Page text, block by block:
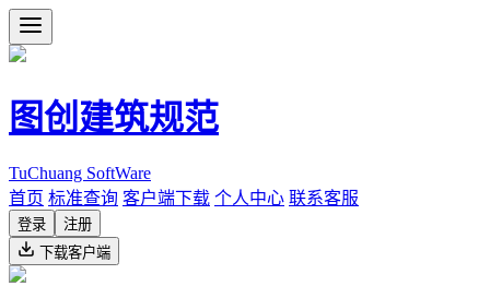
图创建筑规范
TuChuang SoftWare
首页 标准查询 客户端下载 个人中心 联系客服
登录
注册
下载客户端